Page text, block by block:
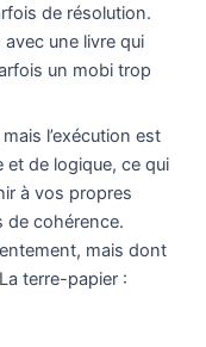
de résolution.
une livre qui
un mobi trop
l’exécution est
et de logique, ce qui
à vos propres
de cohérence.
mais dont
terre-papier :